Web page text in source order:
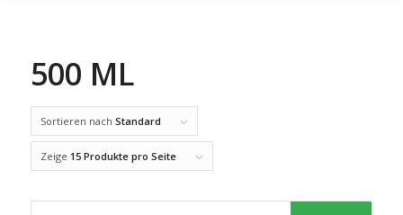
500 ML
Sortieren nach Standard
Zeige 15 Produkte pro Seite